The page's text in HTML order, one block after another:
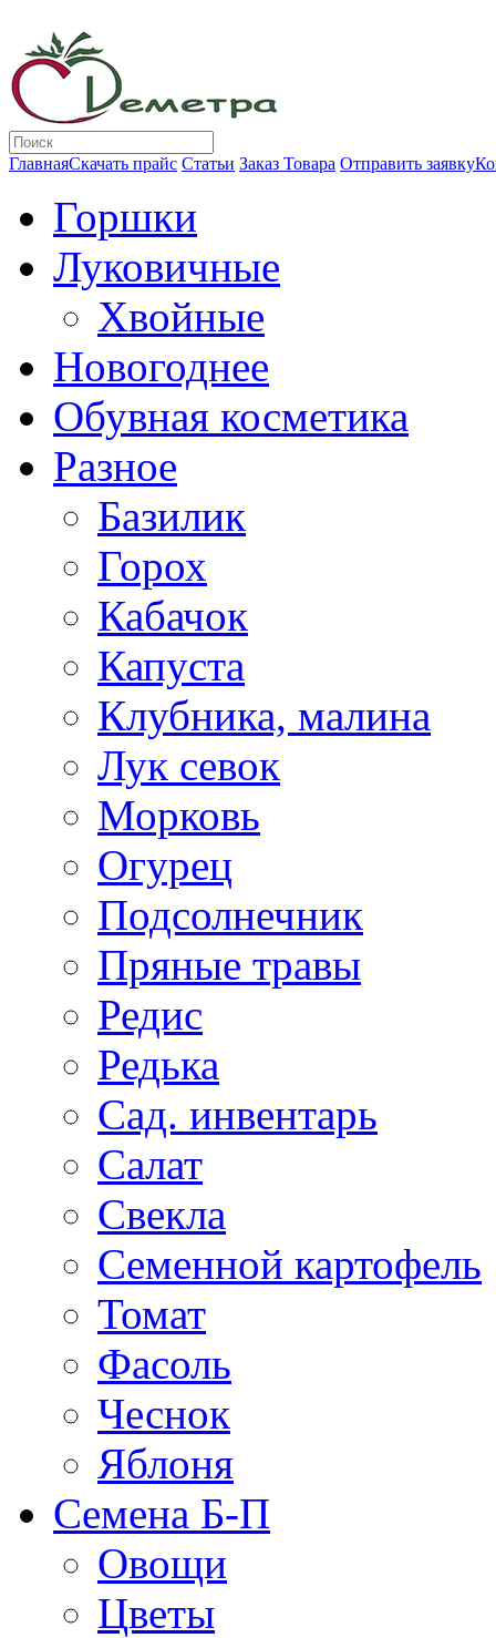
ГлавнаяСкачать прайс Статьи Заказ Товара Отправить заявку
Горшки
Луковичные
Хвойные
Новогоднее
Обувная косметика
Разное
Базилик
Горох
Кабачок
Капуста
Клубника, малина
Лук севок
Морковь
Огурец
Подсолнечник
Пряные травы
Редис
Редька
Сад. инвентарь
Салат
Свекла
Семенной картофель
Томат
Фасоль
Чеснок
Яблоня
Семена Б-П
Овощи
Цветы